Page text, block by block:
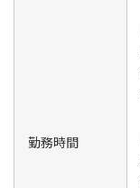
勤務時間